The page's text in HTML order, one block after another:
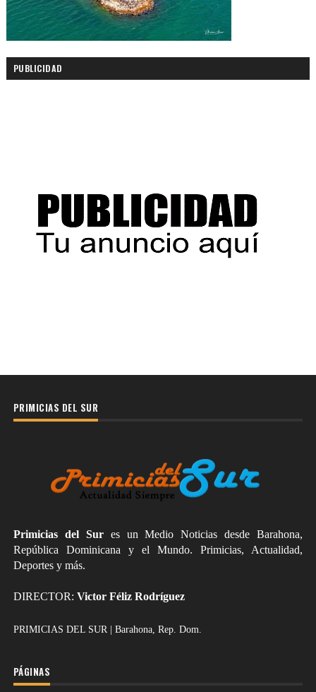
PUBLICIDAD
PRIMICIAS DEL SUR
Primicias del Sures un Medio Noticias desde Barahona,
República Dominicana y el Mundo. Primicias, Actualidad,
Deportes y más.
DIRECTOR: Victor Féliz Rodríguez
PRIMICIAS DEL SUR | Barahona, Rep. Dom.
PÁGINAS